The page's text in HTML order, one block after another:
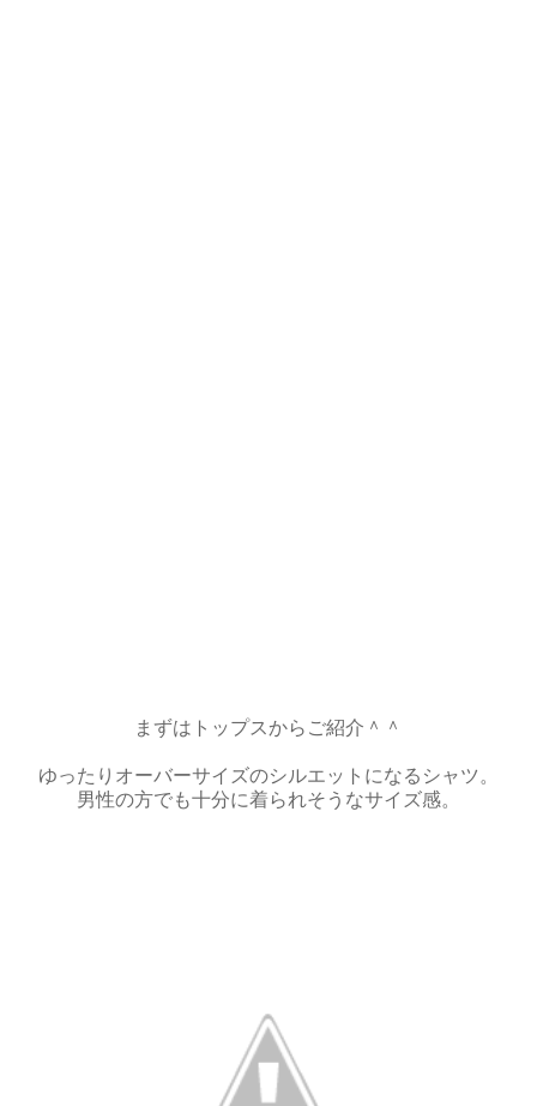
まずはトップスからご紹介＾＾
ゆったりオーバーサイズのシルエットになるシャツ。
男性の方でも十分に着られそうなサイズ感。